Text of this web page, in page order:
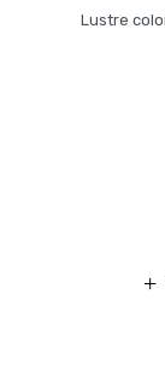
Lustre